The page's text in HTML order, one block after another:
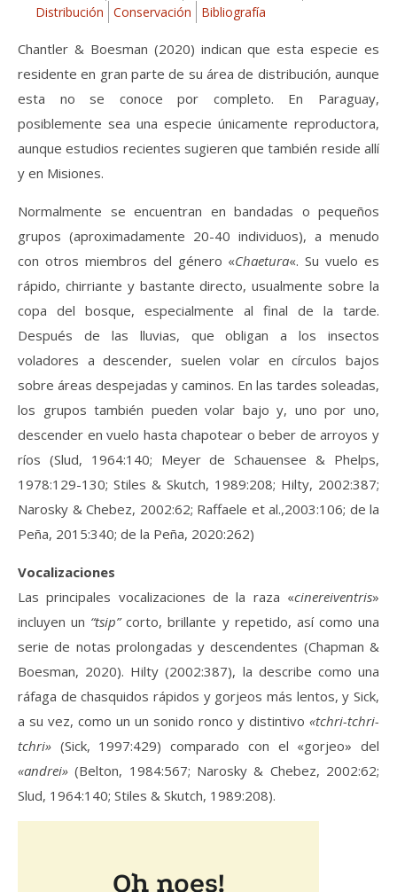
Distribución
Conservación Bibliografía
Chantler & Boesman (2020) indican que esta especie es
residente en gran parte de su área de distribución, aunque
esta no se conoce por completo. En Paraguay,
posiblemente sea una especie únicamente reproductora,
aunque estudios recientes sugieren que también reside allí
y en Misiones.
Normalmente se encuentran en bandadas o pequeños
grupos (aproximadamente 20-40 individuos), a menudo
con otros miembros del género «Chaetura«. Su vuelo es
rápido, chirriante y bastante directo, usualmente sobre la
copa del bosque, especialmente al final de la tarde.
Después de las lluvias, que obligan a los insectos
voladores a descender, suelen volar en círculos bajos
sobre áreas despejadas y caminos. En las tardes soleadas,
los grupos también pueden volar bajo y, uno por uno,
descender en vuelo hasta chapotear o beber de arroyos y
ríos (Slud, 1964:140; Meyer de Schauensee & Phelps,
1978:129-130; Stiles & Skutch, 1989:208; Hilty, 2002:387;
Narosky & Chebez, 2002:62; Raffaele et al.,2003:106; de la
Peña, 2015:340; de la Peña, 2020:262)
Vocalizaciones
Las principales vocalizaciones de la raza «cinereiventris»
incluyen un “tsip”corto, brillante y repetido, así como una
serie de notas prolongadas y descendentes (Chapman &
Boesman, 2020). Hilty (2002:387), la describe como una
ráfaga de chasquidos rápidos y gorjeos más lentos, y Sick,
a su vez, como un un sonido ronco y distintivo «tchri-tchri-
tchri» (Sick, 1997:429) comparado con el «gorjeo» del
«andrei» (Belton, 1984:567; Narosky & Chebez, 2002:62;
Slud, 1964:140; Stiles & Skutch, 1989:208).